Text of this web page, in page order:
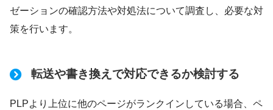
ゼーションの確認方法や対処法について調査し、必要な対
策を行います。
転送や書き換えで対応できるか検討する
PLPより上位に他のページがランクインしている場合、ペ